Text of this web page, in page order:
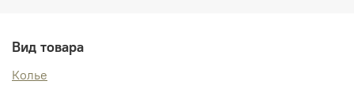
Вид товара
Колье